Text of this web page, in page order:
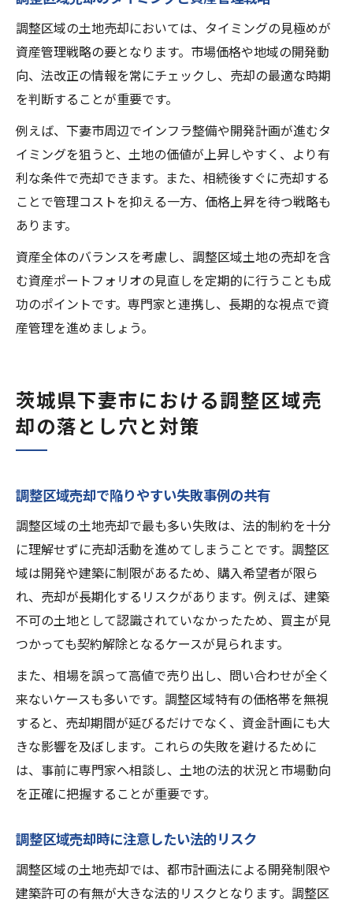
調整区域の土地売却においては、タイミングの見極めが
資産管理戦略の要となります。市場価格や地域の開発動
向、法改正の情報を常にチェックし、売却の最適な時期
を判断することが重要です。
例えば、下妻市周辺でインフラ整備や開発計画が進むタ
イミングを狙うと、土地の価値が上昇しやすく、より有
利な条件で売却できます。また、相続後すぐに売却する
ことで管理コストを抑える一方、価格上昇を待つ戦略も
あります。
資産全体のバランスを考慮し、調整区域土地の売却を含
む資産ポートフォリオの見直しを定期的に行うことも成
功のポイントです。専門家と連携し、長期的な視点で資
産管理を進めましょう。
茨城県下妻市における調整区域売
却の落とし穴と対策
調整区域売却で陥りやすい失敗事例の共有
調整区域の土地売却で最も多い失敗は、法的制約を十分
に理解せずに売却活動を進めてしまうことです。調整区
域は開発や建築に制限があるため、購入希望者が限ら
れ、売却が長期化するリスクがあります。例えば、建築
不可の土地として認識されていなかったため、買主が見
つかっても契約解除となるケースが見られます。
また、相場を誤って高値で売り出し、問い合わせが全く
来ないケースも多いです。調整区域特有の価格帯を無視
すると、売却期間が延びるだけでなく、資金計画にも大
きな影響を及ぼします。これらの失敗を避けるために
は、事前に専門家へ相談し、土地の法的状況と市場動向
を正確に把握することが重要です。
調整区域売却時に注意したい法的リスク
調整区域の土地売却では、都市計画法による開発制限や
建築許可の有無が大きな法的リスクとなります。調整区